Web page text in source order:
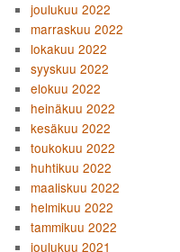
joulukuu 2022
marraskuu 2022
lokakuu 2022
syyskuu 2022
elokuu 2022
heinäkuu 2022
kesäkuu 2022
toukokuu 2022
huhtikuu 2022
maaliskuu 2022
helmikuu 2022
tammikuu 2022
joulukuu 2021